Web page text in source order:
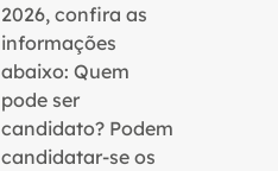
2026, confira as
informações
abaixo: Quem
pode ser
candidato? Podem
candidatar-se os